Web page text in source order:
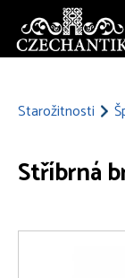
Starožitnosti
Stříbrná